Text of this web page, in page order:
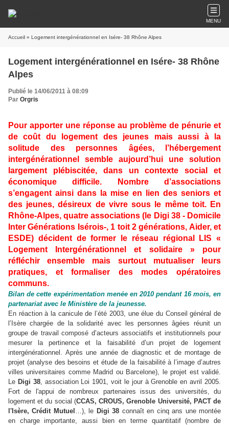
MENU
Accueil » Logement intergénérationnel en Isére- 38 Rhône Alpes
Logement intergénérationnel en Isére- 38 Rhône
Alpes
Publié le 14/06/2011 à 08:09
Par Orgris
Pour apporter une réponse au problème de pénurie et
de coût du logement des jeunes mais aussi à la
solitude des personnes âgées, l’hébergement
intergénérationnel semble aujourd’hui une solution
largement plébiscitée, dans un contexte social et
économique difficile. Nombre d’associations
s’engagent ainsi dans la mise en lien des seniors et
des jeunes, désireux de vivre sous le même toit. En
Rhône-Alpes, quatre associations (le Digi 38 - Domicile
Inter Générations Isérois-, 1 toit 2 générations, Aider, et
ESDE) décident de former le réseau régional LIS «
Logement Intergénérationnel et solidaire » pour
réfléchir ensemble mais surtout mutualiser leurs
pratiques, et formaliser des modes opératoires
communs.
Bilan de cette expérimentation menée en 2010 pendant 16 mois, en
partenariat avec le Ministère de la jeunesse.
En réaction à la canicule de l’été 2003, une élue du Conseil général de
l’Isère chargée de la solidarité avec les personnes âgées réunit un
groupe de travail composé d’acteurs associatifs et institutionnels pour
mesurer la pertinence et la faisabilité d’un projet de logement
intergénérationnel. Après une année de diagnostic et de montage de
projet (analyse des besoins et étude de la faisabilité à l’image d’autres
villes universitaires comme Madrid ou Barcelone), le projet est validé.
Le Digi 38, association Loi 1901, voit le jour à Grenoble en avril 2005.
Fort de l'appui de nombreux partenaires issus des universités, du
logement et du social (CCAS, CROUS, Grenoble Université, PACT de
l'Isère, Crédit Mutuel …), le Digi 38 connaît en cinq ans une montée
en charge importante, aussi bien en terme quantitatif (nombre de